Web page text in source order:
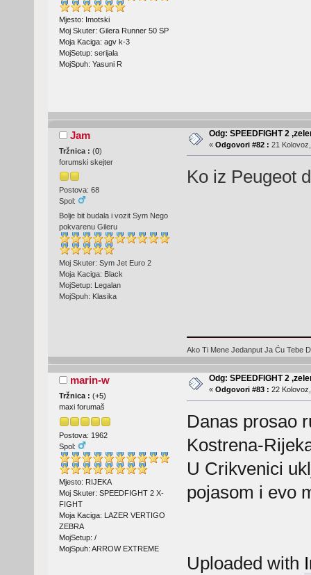
Mjesto: Imotski
Moj Skuter: Gilera Runner 50 SP
Moja Kaciga: agv k-3
MojSetup: serijala
MojSpuh: Yasuni R
Jam
Tržnica : (0)
forumski skejter
Postova: 68
Spol:
Bolje bit budala i vozit Sym Nego
pokvarenu Gileru
Moj Skuter: Sym Jet Euro 2
Moja Kaciga: Black
MojSetup: Legalan
MojSpuh: Klasika
Odg: SPEEDFIGHT 2
« Odgovori #82 : 21
Ko iz Peugeot
Ako Ti Mene Jedanput Ja Ću Tebe
marin-w
Tržnica : (+5)
maxi forumaš
Postova: 1962
Spol:
Mjesto: RIJEKA
Moj Skuter: SPEEDFIGHT 2 X-
FIGHT
Moja Kaciga: LAZER VERTIGO
ZEBRA
MojSetup: /
MojSpuh: ARROW EXTREME
Odg: SPEEDFIGHT 2
« Odgovori #83 : 22
Danas prosao
Kostrena-
U Crikvenici
pojasom i evo
Uploaded with